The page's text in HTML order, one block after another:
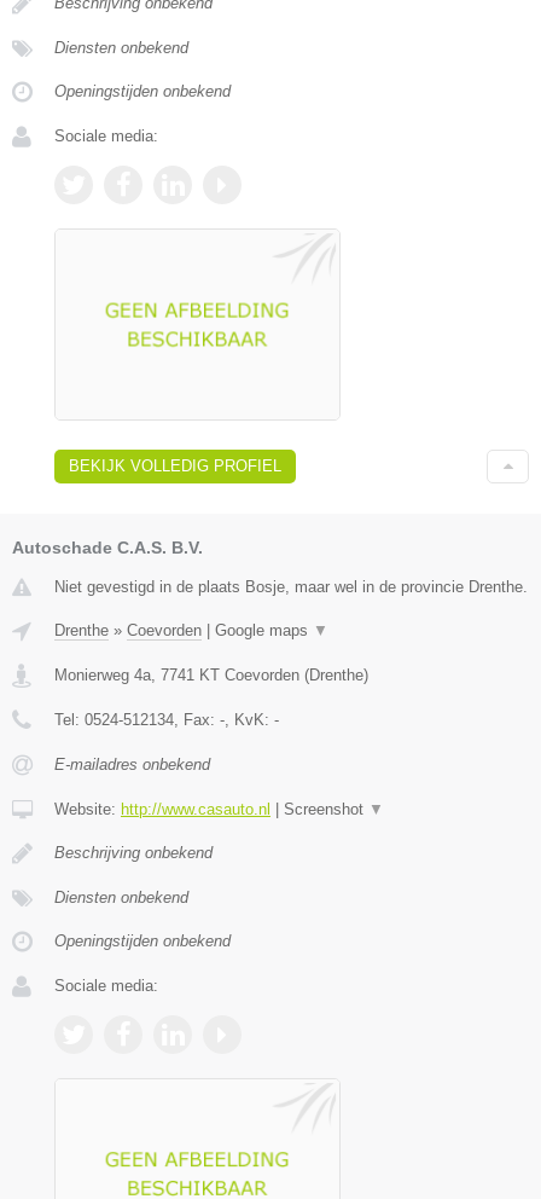
Diensten onbekend
Openingstijden onbekend
Sociale media:
BEKIJK VOLLEDIG PROFIEL
Autoschade C.A.S. B.V.
Niet gevestigd in de plaats Bosje, maar wel in de provincie Drenthe.
Drenthe » Coevorden | Google maps ▼
Monierweg 4a 7741 KT Coevorden (Drenthe)
Tel: 0524-512134 , Fax: - , KvK: -
E-mailadres onbekend
Website: http://www.casauto.nl | Screenshot ▼
Beschrijving onbekend
Diensten onbekend
Openingstijden onbekend
Sociale media: